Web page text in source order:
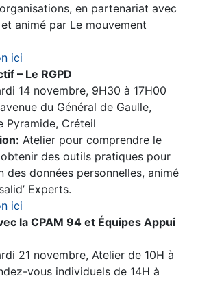
en partenariat avec
et animé par Le mouvement
ici
– Le RGPD
14 novembre, 9H30 à 17H00
du Général de Gaulle,
Pyramide, Créteil
Atelier pour comprendre le
obtenir des outils pratiques pour
des données personnelles, animé
Experts.
ici
la CPAM 94 et Équipes Appui
21 novembre, Atelier de 10H à
vous individuels de 14H à